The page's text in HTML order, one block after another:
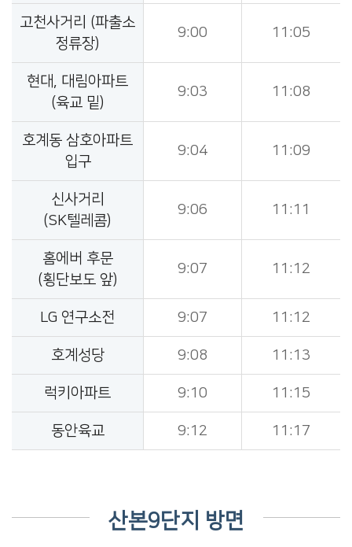
고천사거리 (파출소
정류장)
9:00 11:05
현대, 대림아파트
(육교 밑)
9:03 11:08
호계동 삼호아파트
입구
9:04 11:09
신사거리
(SK텔레콤)
9:06 11:11
홈에버 후문
(횡단보도 앞)
9:07 11:12
LG 연구소전 9:07 11:12
호계성당 9:08 11:13
럭키아파트 9:10 11:15
동안육교 9:12 11:17
산본9단지 방면